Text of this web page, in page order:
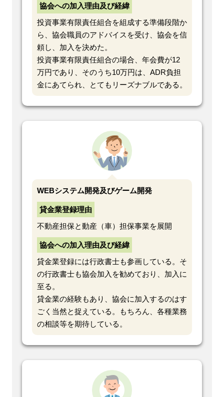
協会への加入理由及び経緯
投資事業有限責任組合を組成する準備段階か
ら、協会職員のアドバイスを受け、協会を信
頼し、加入を決めた。
投資事業有限責任組合の場合、年会費が12
万円であり、そのうち10万円は、ADR負担
金にあてられ、とてもリーズナブルである。
WEBシステム開発及びゲーム開発
貸金業登録理由
不動産担保と動産（車）担保事業を展開
協会への加入理由及び経緯
貸金業登録には行政書士も参画している。そ
の行政書士も協会加入を勧めており、加入に
至る。
貸金業の経験もあり、協会に加入するのはす
ごく当然と捉えている。もちろん、各種業務
の相談等を期待している。